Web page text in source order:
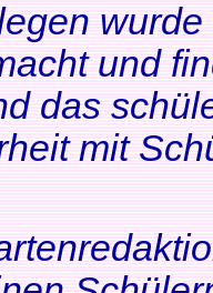
und
das
mit